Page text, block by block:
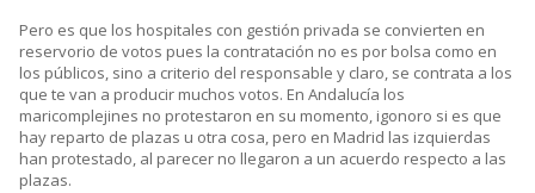
Pero es que los hospitales con gestión privada se convierten en
reservorio de votos pues la contratación no es por bolsa como en
los públicos, sino a criterio del responsable y claro, se contrata a los
que te van a producir muchos votos. En Andalucía los
maricomplejines no protestaron en su momento, igonoro si es que
hay reparto de plazas u otra cosa, pero en Madrid las izquierdas
han protestado, al parecer no llegaron a un acuerdo respecto a las
plazas.